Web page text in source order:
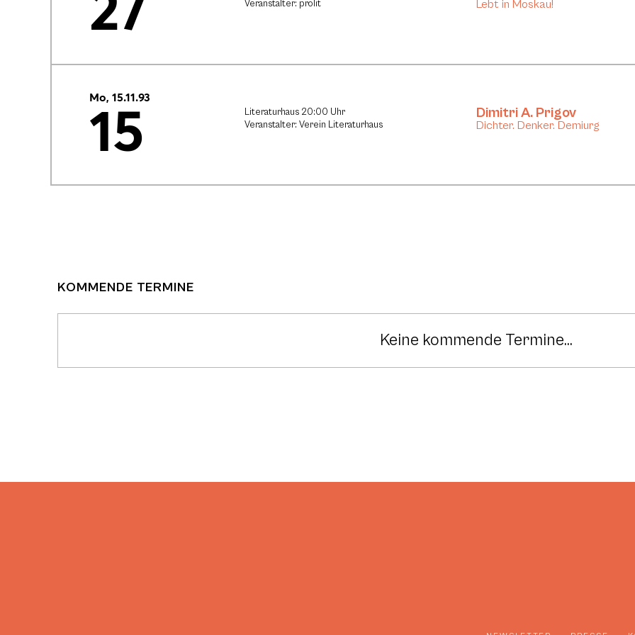
27 Veranstalter: prolit Lebt in Moskau!
Mo, 15.11.93
15
Literaturhaus 20:00 Uhr
Veranstalter: Verein Literaturhaus
Dimitri A. Prigov
Dichter. Denker. Demiurg
KOMMENDE TERMINE
Keine kommende Termine...